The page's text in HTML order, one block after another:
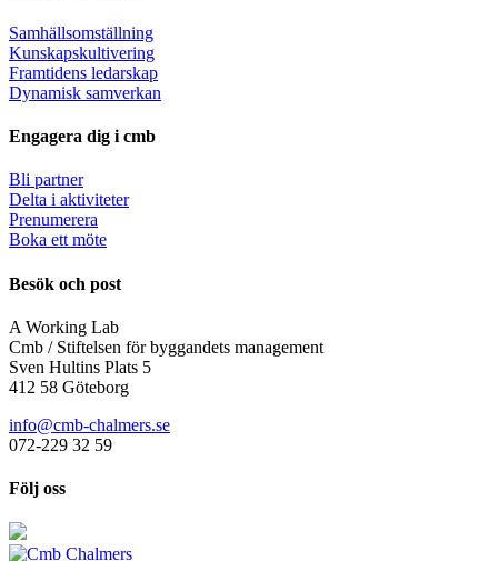
Samhällsomställning
Kunskapskultivering
Framtidens ledarskap
Dynamisk samverkan
Engagera dig i cmb
Bli partner
Delta i aktiviteter
Prenumerera
Boka ett möte
Besök och post
A Working Lab
Cmb / Stiftelsen för byggandets management
Sven Hultins Plats 5
412 58 Göteborg
info@cmb-chalmers.se
072-229 32 59
Följ oss